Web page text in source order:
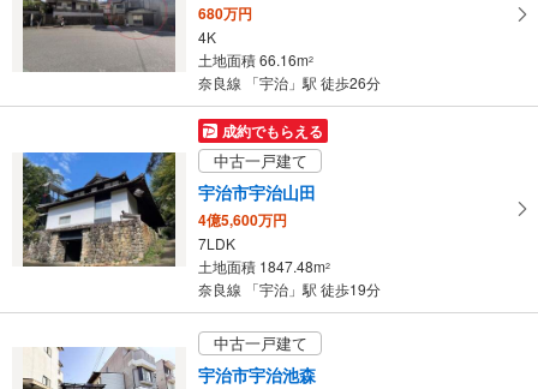
680万円
4K
土地面積 66.16m2
奈良線 「宇治」駅 徒歩26分
成約でもらえる
中古一戸建て
宇治市宇治山田
4億5,600万円
7LDK
土地面積 1847.48m2
奈良線 「宇治」駅 徒歩19分
中古一戸建て
宇治市宇治池森